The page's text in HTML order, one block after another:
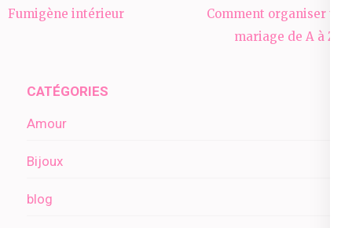
Navigation
Fumigène intérieur
Comment organiser un
mariage de A à Z ?
CATÉGORIES
Amour
Bijoux
blog